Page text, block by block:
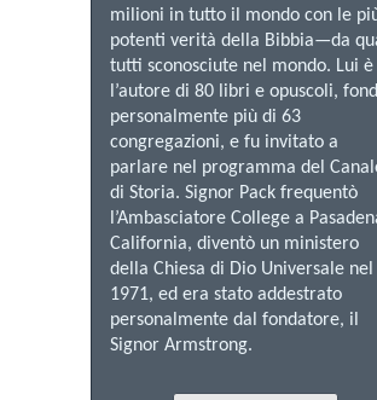
milioni in tutto il mondo con le
potenti verità della Bibbia—da
tutti sconosciute nel mondo. Lui è
l’autore di 80 libri e opuscoli,
personalmente più di 63
congregazioni, e fu invitato a
parlare nel programma del
di Storia. Signor Pack frequentò
l’Ambasciatore College a
California, diventò un ministero
della Chiesa di Dio Universale nel
1971, ed era stato addestrato
personalmente dal fondatore, il
Signor Armstrong.